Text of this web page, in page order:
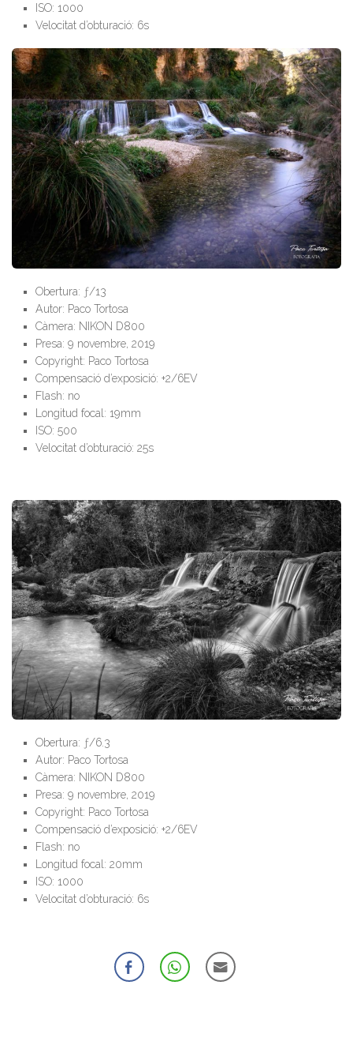
ISO: 1000
Velocitat d’obturació: 6s
Obertura: ƒ/13
Autor: Paco Tortosa
Càmera: NIKON D800
Presa: 9 novembre, 2019
Copyright: Paco Tortosa
Compensació d’exposició: +2/6EV
Flash: no
Longitud focal: 19mm
ISO: 500
Velocitat d’obturació: 25s
Obertura: ƒ/6.3
Autor: Paco Tortosa
Càmera: NIKON D800
Presa: 9 novembre, 2019
Copyright: Paco Tortosa
Compensació d’exposició: +2/6EV
Flash: no
Longitud focal: 20mm
ISO: 1000
Velocitat d’obturació: 6s